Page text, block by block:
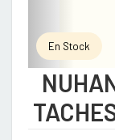
En Stock